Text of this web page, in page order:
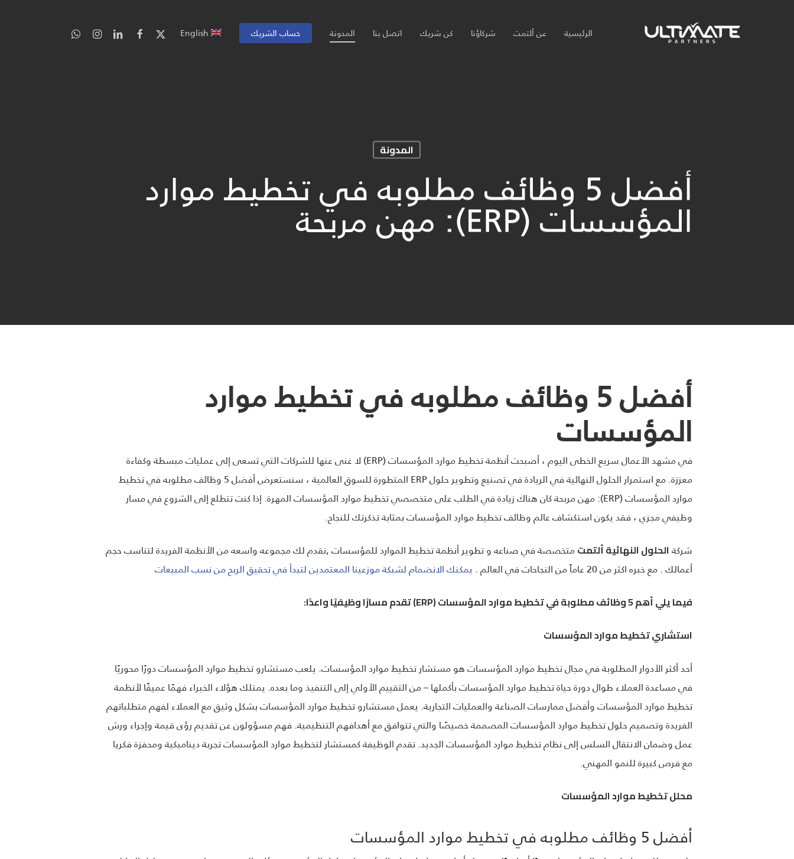
الرئيسية عن ألتمت شركاؤنا كن شريك اتصل بنا المدونة حساب الشريك English
المدونة
أفضل 5 وظائف مطلوبه في تخطيط موارد
المؤسسات (ERP): مهن مربحة
أفضل 5 وظائف مطلوبه في تخطيط موارد
المؤسسات
في مشهد الأعمال سريع الخطى اليوم ، أصبحت أنظمة تخطيط موارد المؤسسات (ERP) لا غنى عنها للشركات التي تسعى إلى عمليات مبسطة وكفاءة
معززة. مع استمرار الحلول النهائية في الريادة في تصنيع وتطوير حلول ERP المتطورة للسوق العالمية ، سنستعرض أفضل 5 وظائف مطلوبه في تخطيط
موارد المؤسسات (ERP): مهن مربحة كان هناك زيادة في الطلب على متخصصي تخطيط موارد المؤسسات المهرة. إذا كنت تتطلع إلى الشروع في مسار
وظيفي مجزي ، فقد يكون استكشاف عالم وظائف تخطيط موارد المؤسسات بمثابة تذكرتك للنجاح.
شركةالحلول النهائية ألتمتمتخصصة في صناعه و تطوير أنظمة تخطيط الموارد للمؤسسات ,نقدم لك مجموعه واسعه من الأنظمة الفريدة لتناسب حجم
أعمالك . مع خبره اكثر من 20 عاماً من النجاحات في العالم .
يمكنك الانضمام لشبكة موزعينا المعتمدين لتبدأ في تحقيق الربح من نسب المبيعات
فيما يلي أهم 5 وظائف مطلوبة في تخطيط موارد المؤسسات (ERP) تقدم مسارًا وظيفيًا واعدًا:
استشاري تخطيط موارد المؤسسات
أحد أكثر الأدوار المطلوبة في مجال تخطيط موارد المؤسسات هو مستشار تخطيط موارد المؤسسات. يلعب مستشارو تخطيط موارد المؤسسات دورًا محوريًا
في مساعدة العملاء طوال دورة حياة تخطيط موارد المؤسسات بأكملها – من التقييم الأولي إلى التنفيذ وما بعده. يمتلك هؤلاء الخبراء فهمًا عميقًا لأنظمة
تخطيط موارد المؤسسات وأفضل ممارسات الصناعة والعمليات التجارية. يعمل مستشارو تخطيط موارد المؤسسات بشكل وثيق مع العملاء لفهم متطلباتهم
الفريدة وتصميم حلول تخطيط موارد المؤسسات المصممة خصيصًا والتي تتوافق مع أهدافهم التنظيمية. فهم مسؤولون عن تقديم رؤى قيمة وإجراء ورش
عمل وضمان الانتقال السلس إلى نظام تخطيط موارد المؤسسات الجديد. تقدم الوظيفة كمستشار لتخطيط موارد المؤسسات تجربة ديناميكية ومحفزة فكريا
مع فرص كبيرة للنمو المهني.
محلل تخطيط موارد المؤسسات
أفضل 5 وظائف مطلوبه في تخطيط موارد المؤسسات